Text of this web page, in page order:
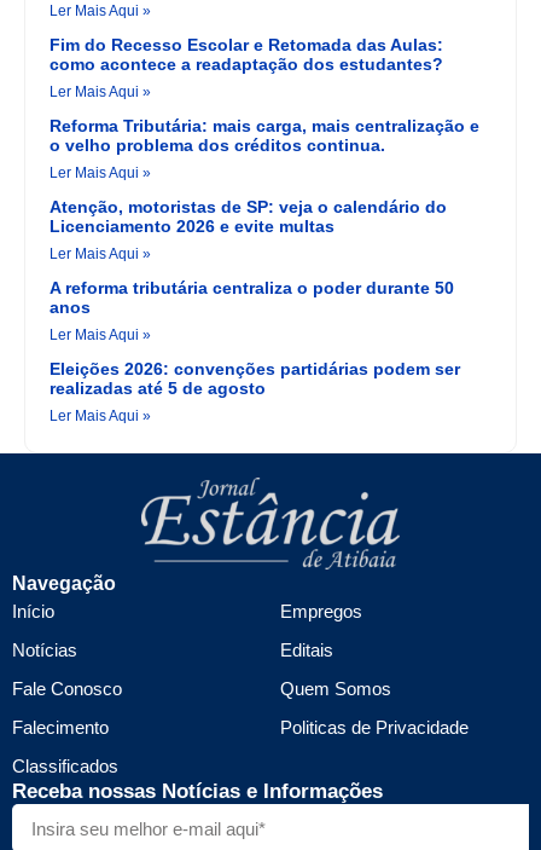
Ler Mais Aqui »
Fim do Recesso Escolar e Retomada das Aulas:
como acontece a readaptação dos estudantes?
Ler Mais Aqui »
Reforma Tributária: mais carga, mais centralização e
o velho problema dos créditos continua.
Ler Mais Aqui »
Atenção, motoristas de SP: veja o calendário do
Licenciamento 2026 e evite multas
Ler Mais Aqui »
A reforma tributária centraliza o poder durante 50
anos
Ler Mais Aqui »
Eleições 2026: convenções partidárias podem ser
realizadas até 5 de agosto
Ler Mais Aqui »
Navegação
Início
Notícias
Fale Conosco
Falecimento
Classificados
Empregos
Editais
Quem Somos
Politicas de Privacidade
Receba nossas Notícias e Informações